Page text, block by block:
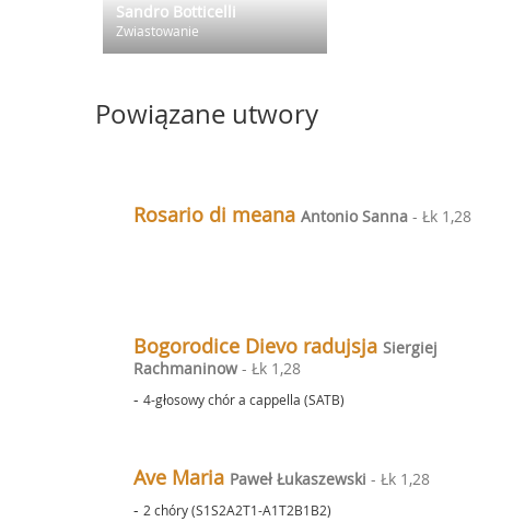
Sandro Botticelli
Zwiastowanie
Powiązane utwory
Rosario di meana Antonio Sanna - Łk 1,28
Bogorodice Dievo radujsja Siergiej
Rachmaninow - Łk 1,28
- 4-głosowy chór a cappella (SATB)
Ave Maria Paweł Łukaszewski - Łk 1,28
- 2 chóry (S1S2A2T1-A1T2B1B2)